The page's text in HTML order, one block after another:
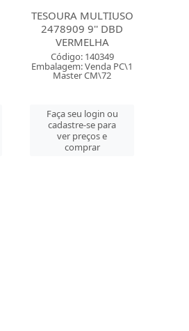
TESOURA MULTIUSO
2478909 9'' DBD
VERMELHA
Código: 140349
Embalagem: Venda PC\1
Master CM\72
Faça seu login ou
cadastre-se para
ver preços e
comprar